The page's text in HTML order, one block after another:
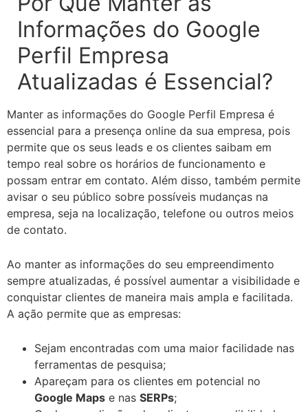
Informações do Google
Perfil Empresa
Atualizadas é Essencial?
Manter as informações do Google Perfil Empresa é
essencial para a presença online da sua empresa, pois
permite que os seus leads e os clientes saibam em
tempo real sobre os horários de funcionamento e
possam entrar em contato. Além disso, também permite
avisar o seu público sobre possíveis mudanças na
empresa, seja na localização, telefone ou outros meios
de contato.
Ao manter as informações do seu empreendimento
sempre atualizadas, é possível aumentar a visibilidade e
conquistar clientes de maneira mais ampla e facilitada.
A ação permite que as empresas:
Sejam encontradas com uma maior facilidade nas
ferramentas de pesquisa;
Apareçam para os clientes em potencial no
Google Maps e nas SERPs;